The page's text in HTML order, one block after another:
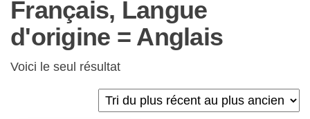
Français, Langue
d'origine = Anglais
Voici le seul résultat